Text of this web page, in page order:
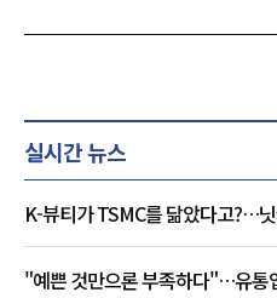
실시간 뉴스
K-뷰티가 TSMC를 닮았다고?…
"예쁜 것만으론 부족하다"…유통